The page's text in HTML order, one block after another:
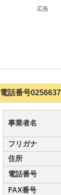
広告
電話番号
事業者名
フリガナ
住所
電話番号
FAX番号